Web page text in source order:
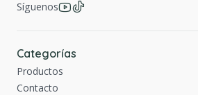
Síguenos
Categorías
Productos
Contacto